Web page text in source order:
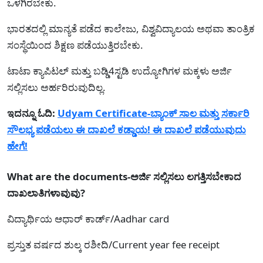
ಭಾರತದಲ್ಲಿ ಮಾನ್ಯತೆ ಪಡೆದ ಕಾಲೇಜು, ವಿಶ್ವವಿದ್ಯಾಲಯ ಅಥವಾ ತಾಂತ್ರಿಕ
ಸಂಸ್ಥೆಯಿಂದ ಶಿಕ್ಷಣ ಪಡೆಯುತ್ತಿರಬೇಕು.
ಟಾಟಾ ಕ್ಯಾಪಿಟಲ್ ಮತ್ತು ಬಡ್ಡಿ4ಸ್ಟಡಿ ಉದ್ಯೋಗಿಗಳ ಮಕ್ಕಳು ಅರ್ಜಿ
ಸಲ್ಲಿಸಲು ಅರ್ಹರಿರುವುದಿಲ್ಲ.
ಇದನ್ನೂ ಓದಿ: Udyam Certificate-ಬ್ಯಾಂಕ್ ಸಾಲ ಮತ್ತು ಸರ್ಕಾರಿ
ಸೌಲಭ್ಯ ಪಡೆಯಲು ಈ ದಾಖಲೆ ಕಡ್ಡಾಯ! ಈ ದಾಖಲೆ ಪಡೆಯುವುದು
ಹೇಗೆ!
What are the documents-ಅರ್ಜಿ ಸಲ್ಲಿಸಲು ಲಗತ್ತಿಸಬೇಕಾದ
ದಾಖಲಾತಿಗಳಾವುವು?
ವಿದ್ಯಾರ್ಥಿಯ ಆಧಾರ್ ಕಾರ್ಡ್/Aadhar card
ಪ್ರಸ್ತುತ ವರ್ಷದ ಶುಲ್ಕ ರಶೀದಿ/Current year fee receipt